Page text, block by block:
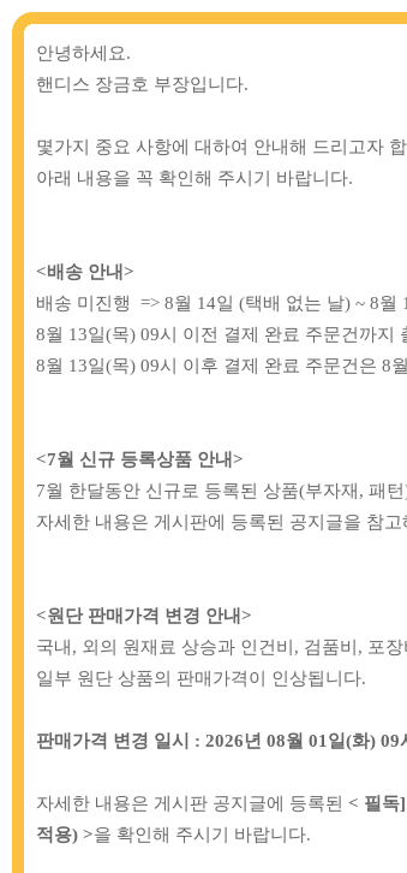
신상품
인기상품
안녕하세요.
핸디스 장금호 부장입니다.
몇가지 중요 사항에 대하여 안내해 드리고자
아래 내용을 꼭 확인해 주시기 바랍니다.
<배송 안내>
배송 미진행 => 8월 14일 (택배 없는 날) ~ 8월
8월 13일(목) 09시 이전 결제 완료 주문건까지
8월 13일(목) 09시 이후 결제 완료 주문건은 8
<7월 신규 등록상품 안내>
7월 한달동안 신규로 등록된 상품(부자재, 패턴
자세한 내용은 게시판에 등록된 공지글을 참고
<원단 판매가격 변경 안내>
국내, 외의 원재료 상승과 인건비, 검품비, 포
일부 원단 상품의 판매가격이 인상됩니다.
판매가격 변경 일시 : 2026년 08월 01일(화) 09
자세한 내용은 게시판 공지글에 등록된 < 필독
적용) >을 확인해 주시기 바랍니다.
회사소개,
부자재